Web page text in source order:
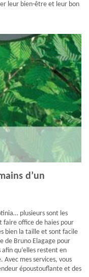
leur bien-être et leur bon
d’un
plusieurs sont les
faire office de haies pour
bien la taille et sont facile
de Bruno Elagage pour
qu’elles restent en
mes services, vous
époustouflante et des